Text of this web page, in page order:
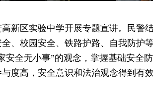
新区实验中学开展专题宣讲。民警
、校园安全、铁路护路、自我防护
安全无小事”的观念，掌握基础安全
度高，安全意识和法治观念得到有